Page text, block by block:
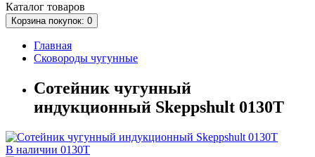
Каталог товаров
Корзинапокупок: 0
Главная
Сковороды чугунные
Сотейник чугунный
индукционный Skeppshult 0130T
В наличии 0130T